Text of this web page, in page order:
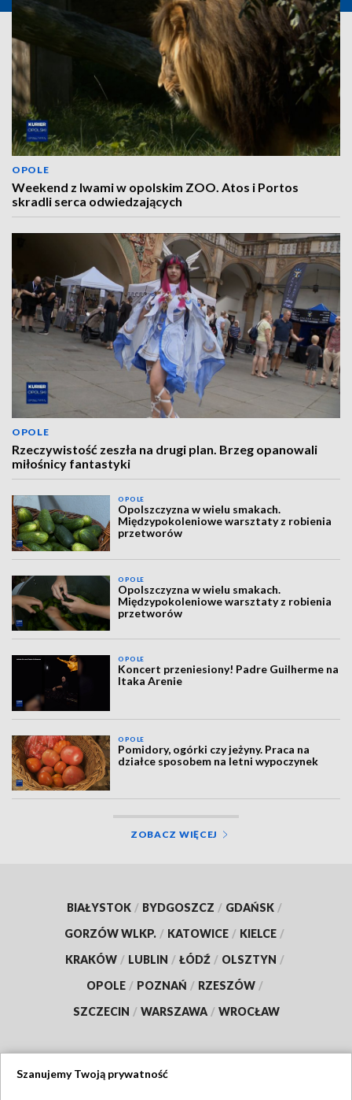
OPOLE
Weekend z lwami w opolskim ZOO. Atos i Portos
skradli serca odwiedzających
OPOLE
Rzeczywistość zeszła na drugi plan. Brzeg opanowali
miłośnicy fantastyki
OPOLE
Opolszczyzna w wielu smakach.
Międzypokoleniowe warsztaty z robienia
przetworów
OPOLE
Opolszczyzna w wielu smakach.
Międzypokoleniowe warsztaty z robienia
przetworów
OPOLE
Koncert przeniesiony! Padre Guilherme na
Itaka Arenie
OPOLE
Pomidory, ogórki czy jeżyny. Praca na
działce sposobem na letni wypoczynek
ZOBACZ WIĘCEJ
BIAŁYSTOK / BYDGOSZCZ / GDAŃSK /
GORZÓW WLKP. / KATOWICE / KIELCE /
KRAKÓW / LUBLIN / ŁÓDŹ / OLSZTYN /
OPOLE / POZNAŃ / RZESZÓW /
SZCZECIN / WARSZAWA / WROCŁAW
Szanujemy Twoją prywatność